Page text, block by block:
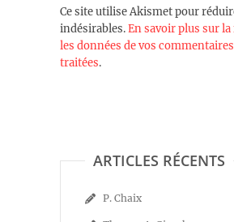
Ce site utilise Akismet pour
indésirables.En savoir plus sur
les données de vos
traitées.
ARTICLES RÉCENTS
P. Chaix